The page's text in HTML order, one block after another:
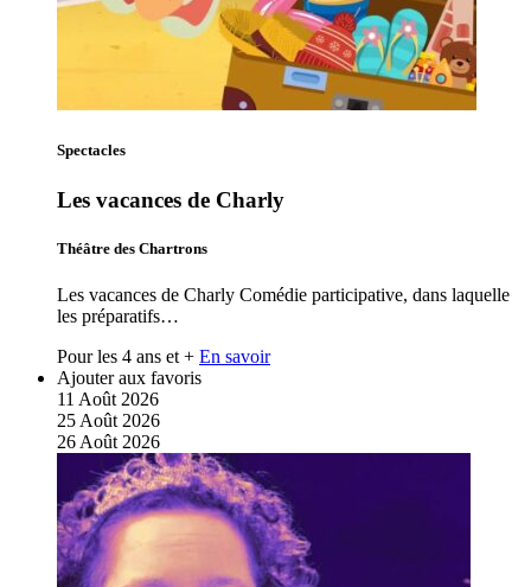
Spectacles
Les vacances de Charly
Théâtre des Chartrons
Les vacances de Charly Comédie participative, dans laquelle
les préparatifs…
Pour les 4 ans et + En savoir
Ajouter aux favoris
11 Août 2026
25 Août 2026
26 Août 2026